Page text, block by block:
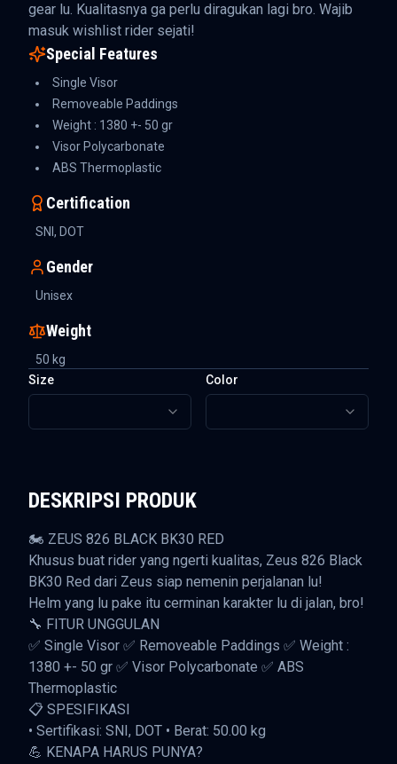
gear lu. Kualitasnya ga perlu diragukan lagi bro. Wajib
masuk wishlist rider sejati!
Special Features
Single Visor
Removeable Paddings
Weight : 1380 +- 50 gr
Visor Polycarbonate
ABS Thermoplastic
Certification
SNI, DOT
Gender
Unisex
Weight
50 kg
Size
Color
DESKRIPSI PRODUK
🏍️ ZEUS 826 BLACK BK30 RED
Khusus buat rider yang ngerti kualitas, Zeus 826 Black
BK30 Red dari Zeus siap nemenin perjalanan lu!
Helm yang lu pake itu cerminan karakter lu di jalan, bro!
🔧 FITUR UNGGULAN
✅ Single Visor ✅ Removeable Paddings ✅ Weight :
1380 +- 50 gr ✅ Visor Polycarbonate ✅ ABS
Thermoplastic
📋 SPESIFIKASI
• Sertifikasi: SNI, DOT • Berat: 50.00 kg
💪 KENAPA HARUS PUNYA?